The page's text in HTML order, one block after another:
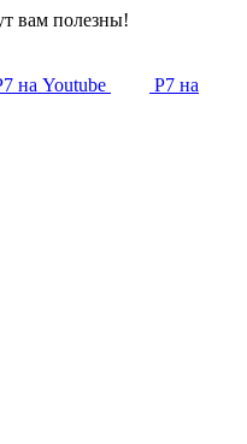
вам полезны!
на Youtube Р7 на